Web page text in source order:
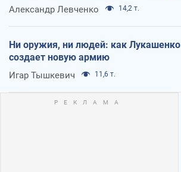
Александр Левченко 14,2 т.
Ни оружия, ни людей: как Лукашенко
создает новую армию
Игар Тышкевич 11,6 т.